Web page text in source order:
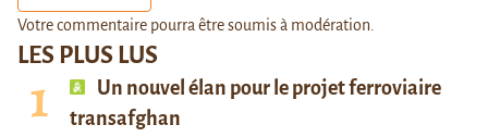
LES PLUS LUS
Un nouvel élan pour le projet ferroviaire
transafghan
Votre commentaire pourra être soumis à modération.